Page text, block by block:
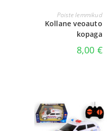
LISA KORVI
Poiste lemmikud
Kollane veoauto
kopaga
8,00 €